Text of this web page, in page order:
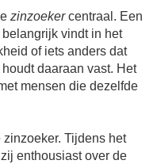
zinzoekercentraal. Een
vindt in het
of iets anders dat
daaraan vast. Het
mensen die dezelfde
zinzoeker. Tijdens het
enthousiast over de